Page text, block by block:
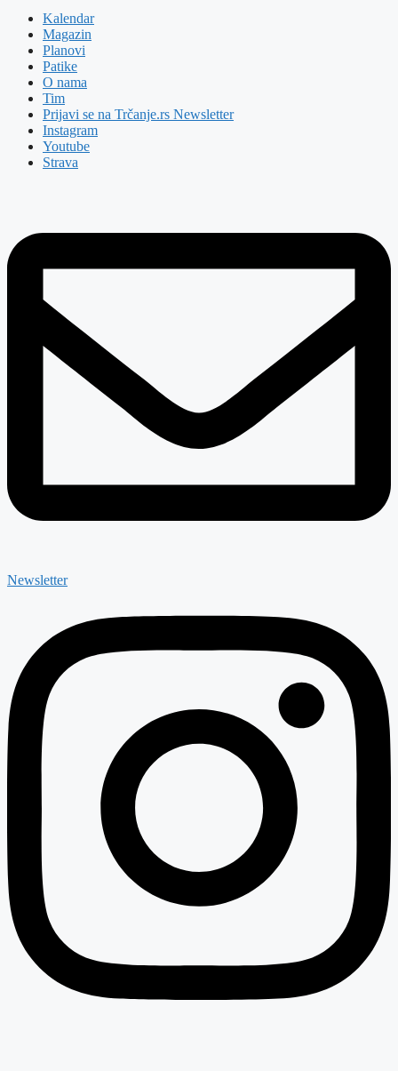
Kalendar
Magazin
Planovi
Patike
O nama
Tim
Prijavi se na Trčanje.rs Newsletter
Instagram
Youtube
Strava
Newsletter